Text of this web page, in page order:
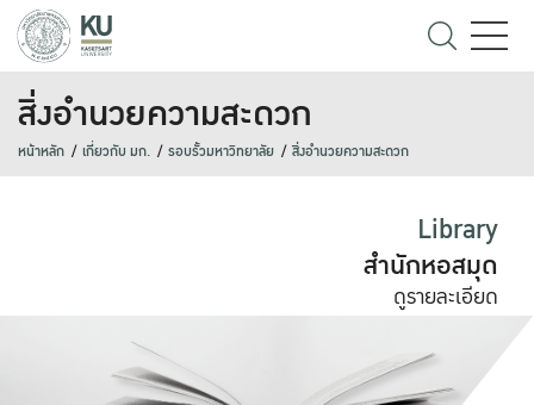
สิ่งอำนวยความสะดวก
หน้าหลัก เกี่ยวกับ มก. รอบรั้วมหาวิทยาลัย สิ่งอำนวยความสะดวก
Library
สำนักหอสมุด
ดูรายละเอียด